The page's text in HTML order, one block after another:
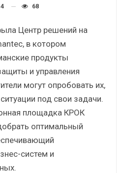
68
Центр решений на
в котором
продукты
и управления
могут опробовать их,
под свои задачи.
площадка КРОК
оптимальный
систем и